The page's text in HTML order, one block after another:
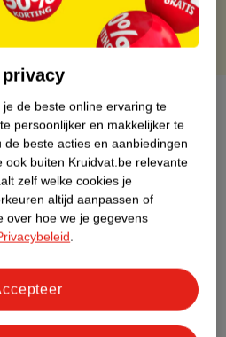
Score.
informatie
privacy
de beste online ervaring te
persoonlijker en makkelijker te
de beste acties en aanbiedingen
buiten Kruidvat.be relevante
zelf welke cookies je
altijd aanpassen of
over hoe we je gegevens
.